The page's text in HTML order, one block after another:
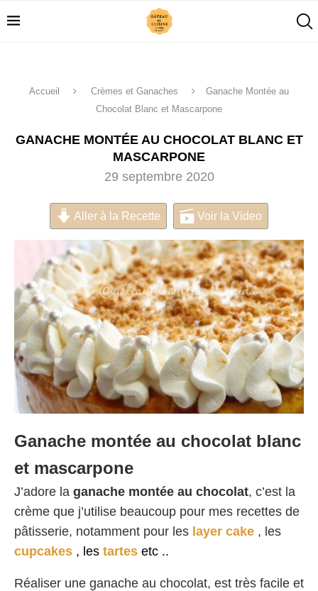
Accueil Crèmes et Ganaches
Ganache Montée au
Chocolat Blanc et Mascarpone
GANACHE MONTÉE AU CHOCOLAT BLANC ET
MASCARPONE
29 septembre 2020
Aller à la Recette Voir la Video
Ganache montée au chocolat blanc
et mascarpone
J’adore la ganache montée au chocolat, c’est la
crème que j’utilise beaucoup pour mes recettes de
pâtisserie, notamment pour les layer cake , les
cupcakes , les tartes etc ..
Réaliser une ganache au chocolat, est très facile et